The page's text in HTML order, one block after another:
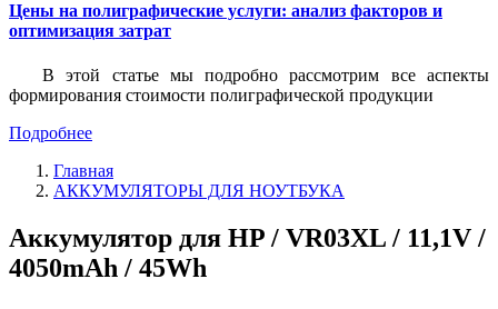
Цены на полиграфические услуги: анализ факторов и
оптимизация затрат
В этой статье мы подробно рассмотрим все аспекты
формирования стоимости полиграфической продукции
Подробнее
Главная
АККУМУЛЯТОРЫ ДЛЯ НОУТБУКА
Аккумулятор для HP / VR03XL / 11,1V /
4050mAh / 45Wh